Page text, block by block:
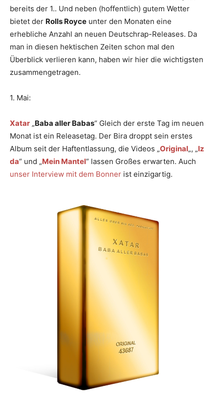
bereits der 1.. Und neben (hoffentlich) gutem Wetter
bietet der Rolls Royce unter den Monaten eine
erhebliche Anzahl an neuen Deutschrap-Releases. Da
man in diesen hektischen Zeiten schon mal den
Überblick verlieren kann, haben wir hier die wichtigsten
zusammengetragen.
1. Mai:
Xatar „Baba aller Babas“ Gleich der erste Tag im neuen
Monat ist ein Releasetag. Der Bira droppt sein erstes
Album seit der Haftentlassung, die Videos „Original„, „Iz
da“ und „Mein Mantel“ lassen Großes erwarten. Auch
unser Interview mit dem Bonner ist einzigartig.